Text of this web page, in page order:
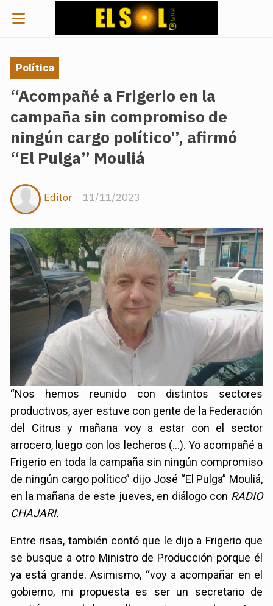
“Acompañé a Frigerio en la
campaña sin compromiso de
ningún cargo político”, afirmó
“El Pulga” Mouliá
Política
11/11/2023
Editor
“Nos hemos reunido con distintos sectores
productivos, ayer estuve con gente de la Federación
del Citrus y mañana voy a estar con el sector
arrocero, luego con los lecheros (…). Yo acompañé a
Frigerio en toda la campaña sin ningún compromiso
de ningún cargo político” dijo José “El Pulga” Mouliá,
en la mañana de este jueves, en diálogo con RADIO
CHAJARI.
Entre risas, también contó que le dijo a Frigerio que
se busque a otro Ministro de Producción porque él
ya está grande. Asimismo, “voy a acompañar en el
gobierno, mi propuesta es ser un secretario de